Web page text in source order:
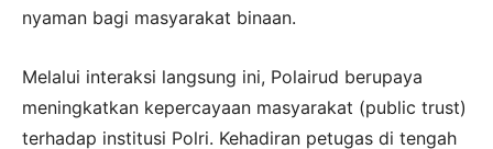
nyaman bagi masyarakat binaan.
Melalui interaksi langsung ini, Polairud berupaya
meningkatkan kepercayaan masyarakat (public trust)
terhadap institusi Polri. Kehadiran petugas di tengah